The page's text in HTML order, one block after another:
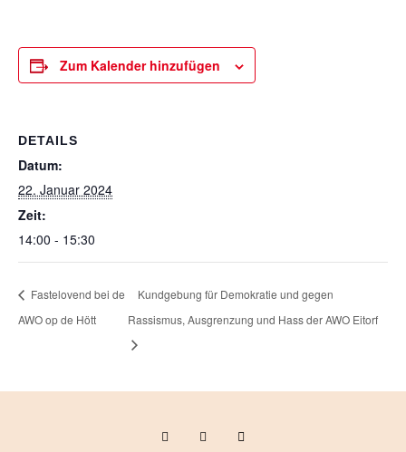
Zum Kalender hinzufügen
DETAILS
Datum:
22. Januar 2024
Zeit:
14:00 - 15:30
Fastelovend bei de
AWO op de Hött
Kundgebung für Demokratie und gegen
Rassismus, Ausgrenzung und Hass der AWO Eitorf